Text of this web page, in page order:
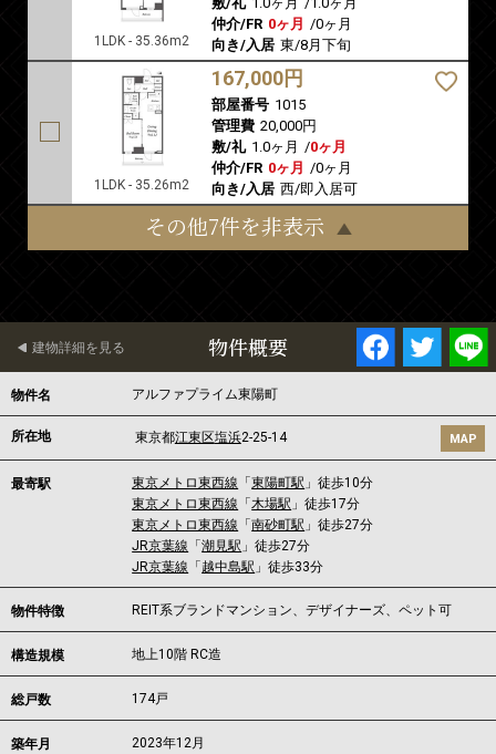
1LDK - 35.36m2
仲介/FR 0ヶ月 /0ヶ月
向き/入居 東/8月下旬
1LDK - 35.26m2
167,000円
部屋番号 1015
管理費 20,000円
敷/礼 1.0ヶ月 /0ヶ月
仲介/FR 0ヶ月 /0ヶ月
向き/入居 西/即入居可
その他7件を非表示
物件概要
建物詳細を見る
物件名 アルファプライム東陽町
所在地 東京都江東区塩浜2-25-14 MAP
最寄駅 東京メトロ東西線 「東陽町駅 」徒歩10分
東京メトロ東西線 「木場駅 」徒歩17分
東京メトロ東西線 「南砂町駅 」徒歩27分
JR京葉線 「潮見駅 」徒歩27分
JR京葉線 「 越中島駅 」徒歩33分
物件特徴 REIT系ブランドマンション、デザイナーズ、ペット可
構造規模 地上10階 RC造
総戸数 174戸
築年月 2023年12月